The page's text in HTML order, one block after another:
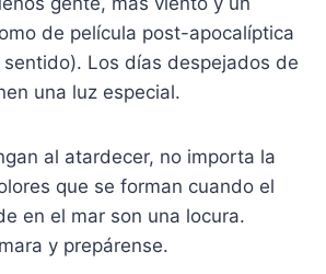
de película post-apocalíptica
Los días despejados de
una luz especial.
al atardecer, no importa la
que se forman cuando el
en el mar son una locura.
y prepárense.